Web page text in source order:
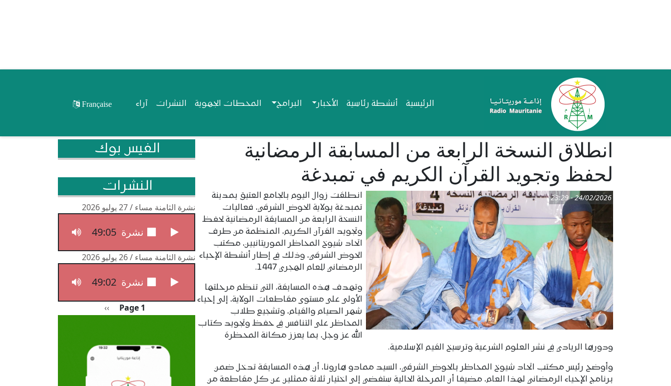
Navigation principale
الرئيسية أنشطة رئاسية الأخبار البرامج المحطات الجهوية النشرات آراء Française
انطلاق النسخة الرابعة من المسابقة الرمضانية
لحفظ وتجويد القرآن الكريم في تمبدغة
24/02/2026 - 23:29
انطلقت زوال اليوم بالجامع العتيق بمدينة
تمبدغة بولاية الحوض الشرقي، فعاليات
النسخة الرابعة من المسابقة الرمضانية لحفظ
وتجويد القرآن الكريم، المنظمة من طرف
اتحاد شيوخ المحاظر الموريتانيين، مكتب
الحوض الشرقي، وذلك في إطار أنشطة الإحياء
الرمضاني للعام الهجري 1447.
وتهدف هذه المسابقة، التي تنظم مرحلتها
الأولى على مستوى مقاطعات الولاية، إلى إحياء
شهر الصيام والقيام، وتشجيع طلاب
المحاظر على التنافس في حفظ وتجويد كتاب
الله عز وجل، بما يعزز مكانة المحظرة
ودورها الريادي في نشر العلوم الشرعية وترسيخ القيم الإسلامية.
وأوضح رئيس مكتب اتحاد شيوخ المحاظر بالحوض الشرقي، السيد ممادو هارونا، أن هذه المسابقة تدخل ضمن
برنامج الإحياء الرمضاني لهذا العام، مضيفا أن المرحلة الحالية ستفضي إلى اختيار ثلاثة ممثلين عن كل مقاطعة من
الفيس بوك
النشرات
نشرة الثامنة مساء / 27 يوليو 2026
نشرة الثامنة مساء / 27 يوليو 2026
49:05
نشرة الثامنة مساء / 26 يوليو 2026
نشرة الثامنة مساء / 26 يوليو 2026
49:02
Pagination
Page 1 الصفحة التالية
››